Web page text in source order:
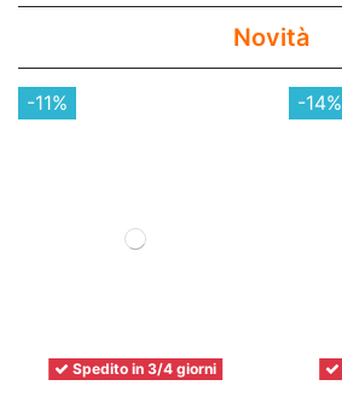
Novità
-11%
Spedito in 3/4 giorni
-14%